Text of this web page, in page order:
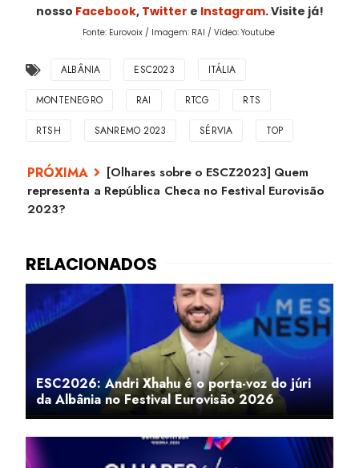
nosso Facebook, Twitter e Instagram. Visite já!
Fonte: Eurovoix / Imagem: RAI / Vídeo: Youtube
ALBÂNIA ESC2023 ITÁLIA
MONTENEGRO RAI RTCG RTS
RTSH SANREMO 2023 SÉRVIA TOP
[Olhares sobre o ESCZ2023] Quem
representa a República Checa no Festival Eurovisão
2023?
ESC2026: Andri Xhahu é o porta-voz do júri
da Albânia no Festival Eurovisão 2026